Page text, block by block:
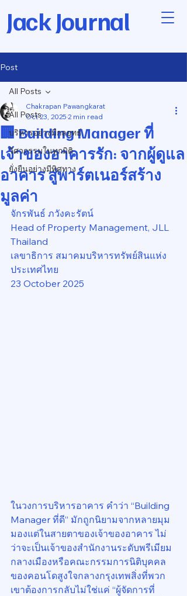
Jack Journal
Post
All Posts
บริหารอย่างมีกลยุทธ์
วิศวกรรมในทุกมิติ
ยั่งยืนอย่างมีทิศทาง
All Posts
🏢 Building Manager ที่
เจ้าของอาคารรัก: จากผู้ดูแล
อาคาร สู่พาร์ตเนอร์สร้าง
มูลค่า
Chakrapan Pawangkarat
Oct 23, 2025 2 min read
จักรพันธ์ ภวังคะรัตน์
Head of Property Management, JLL
Thailand
เลขาธิการ สมาคมบริหารทรัพย์สินแห่ง
ประเทศไทย
23 October 2025
ในวงการบริหารอาคาร คำว่า “Building
Manager ที่ดี” มักถูกนิยามจากหลายมุม
มองแต่ในสายตาของเจ้าของอาคาร ไม่
ว่าจะเป็นเจ้าของสำนักงานระดับพรีเมียม
กลางเมืองหรือคณะกรรมการนิติบุคคล
ของคอนโดสูงใจกลางกรุงเทพสิ่งที่พวก
เขาต้องการกลับไม่ใช่แค่ “ผู้จัดการที่